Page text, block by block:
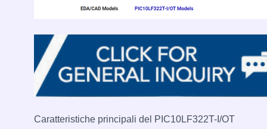
Caratteristiche principali del PIC10LF322T-I/OT